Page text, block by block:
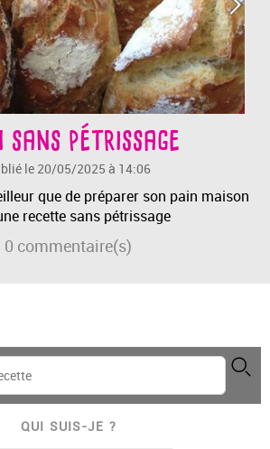
sans pétrissage
le 20/05/2025 à 14:06
que de préparer son pain maison
recette sans pétrissage
0 commentaire(s)
QUI SUIS-JE ?